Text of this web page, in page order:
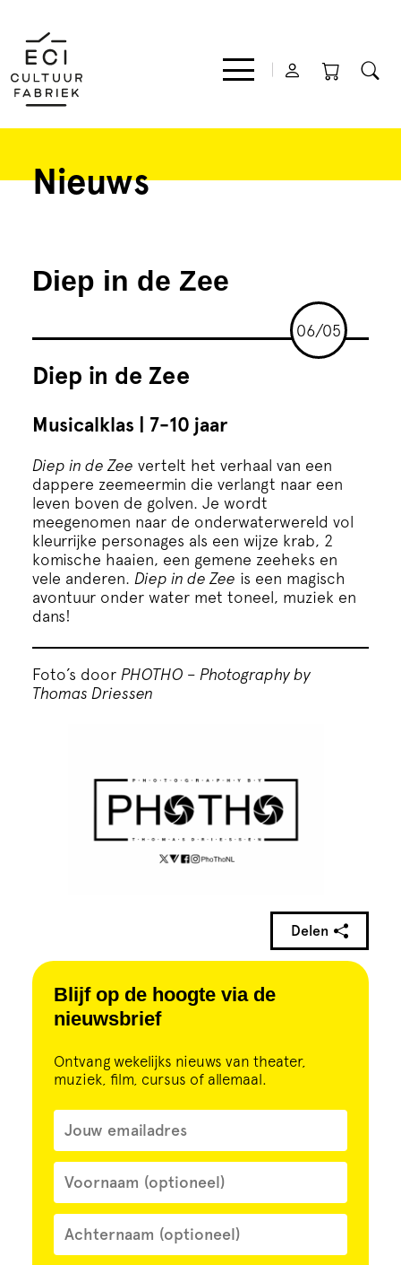
Film
Theater
Onderwijs
ECI Cultuurcafé
Over ons
Steun ons
Nieuws
Blijf op de hoogte via de
nieuwsbrief
Ontvang wekelijks nieuws van theater,
muziek, film, cursus of allemaal.
Diep in de Zee
06/05
Diep in de Zee
Musicalklas | 7-10 jaar
Diep in de Zee vertelt het verhaal van een
dappere zeemeermin die verlangt naar een
leven boven de golven. Je wordt
meegenomen naar de onderwaterwereld vol
kleurrijke personages als een wijze krab, 2
komische haaien, een gemene zeeheks en
vele anderen. Diep in de Zee is een magisch
avontuur onder water met toneel, muziek en
dans!
Foto’s door PHOTHO – Photography by
Thomas Driessen
Delen